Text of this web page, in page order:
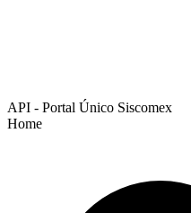
API - Portal Único Siscomex
Home